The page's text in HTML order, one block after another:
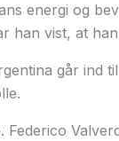
energi og
han vist, at
går ind
Federico